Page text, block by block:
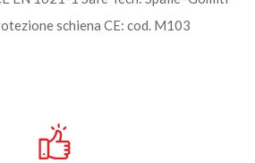
schiena CE: cod. M103